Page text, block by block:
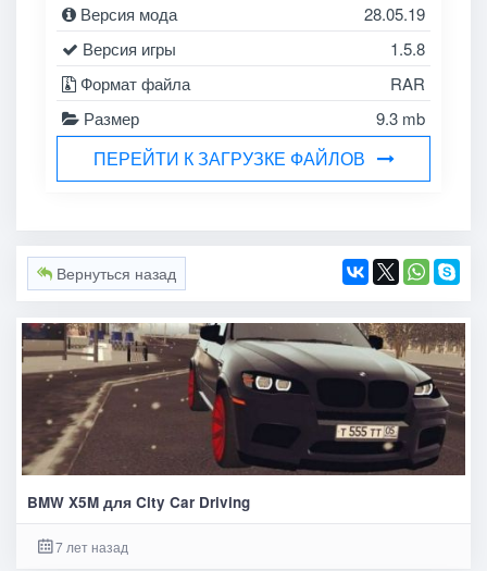
Версия мода
28.05.19
Версия игры
1.5.8
Формат файла
RAR
Размер
9.3 mb
ПЕРЕЙТИ К ЗАГРУЗКЕ ФАЙЛОВ
Вернуться назад
BMW X5M для City Car Driving
7 лет назад